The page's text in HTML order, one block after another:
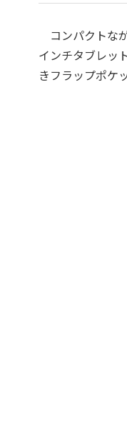
コンパクトな
インチタブレッ
きフラップポケ